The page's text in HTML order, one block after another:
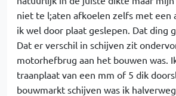
niet te l;aten afkoelen zelfs met een
ik wel door plaat geslepen. Dat ding
Dat er verschil in schijven zit
motorhefbrug aan het bouwen was.
traanplaat van een mm of 5 dik
bouwmarkt schijven was ik